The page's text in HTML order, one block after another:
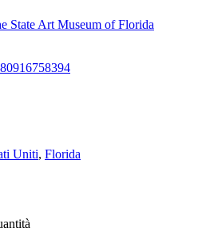
State Art Museum of Florida
Uniti, Florida